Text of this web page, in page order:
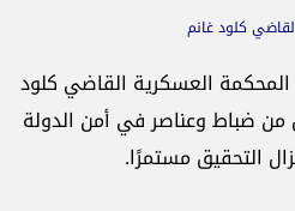
كلود غانم
العسكرية القاضي كلود
من 10 اشخاص من ضباط وعناصر في أمن الدولة
التحقيق مستمرًا.